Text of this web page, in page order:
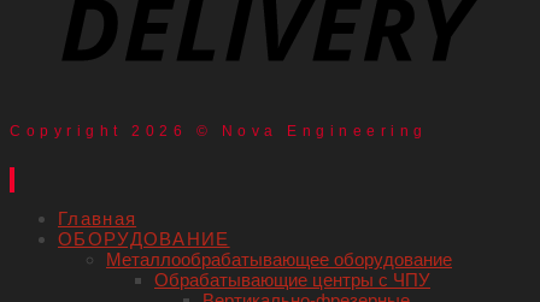
Copyright 2026 © Nova Engineering
Главная
ОБОРУДОВАНИЕ
Металлообрабатывающее оборудование
Обрабатывающие центры с ЧПУ